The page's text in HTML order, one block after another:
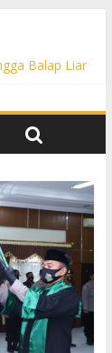
Balap Liar
dan
Objek Vital,
Titik Rawan,